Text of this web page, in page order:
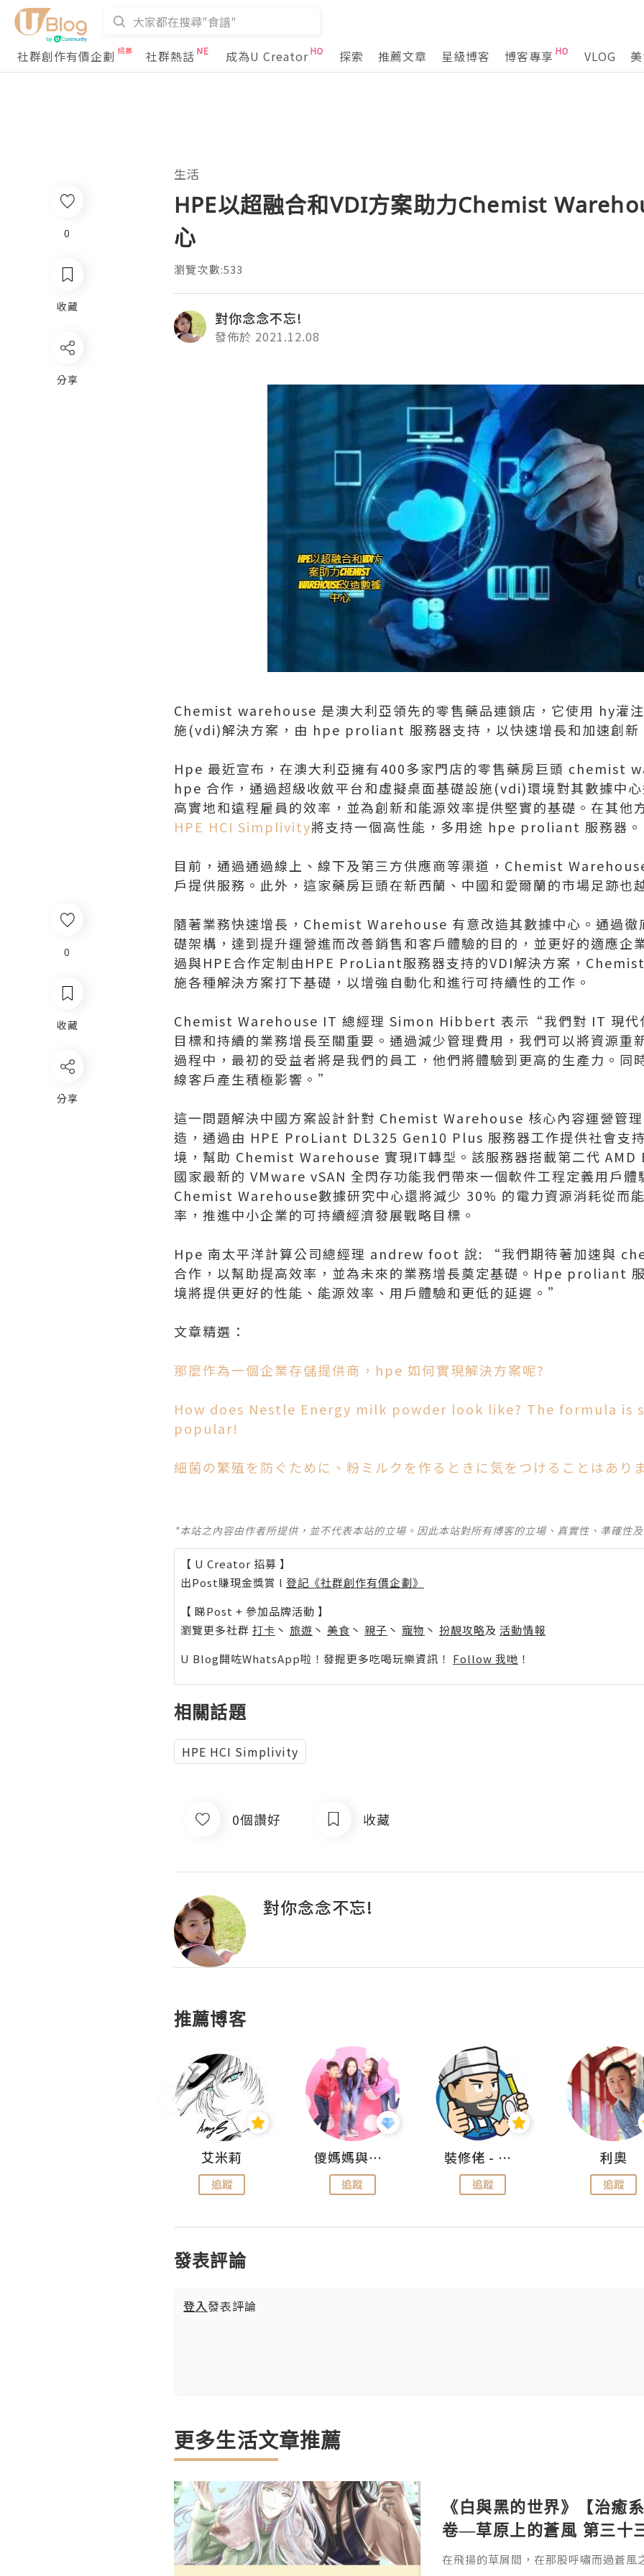
社群創作有價企劃 社群熱話 成為U Creator 探索 推薦文章 星級博客 博客專享 VLOG
0
收藏
分享
生活
HPE以超融合和VDI方案助力Chemist
心
瀏覽次數:533
對你念念不忘!
發佈於 2021.12.08
Chemist warehouse 是澳大利亞領先的零售藥品連鎖店，它使用 hy灌
施(vdi)解決方案，由 hpe proliant 服務器支持，以快速增長和加速創新
Hpe 最近宣布，在澳大利亞擁有400多家門店的零售藥房巨頭 chemist
hpe 合作，通過超級收斂平台和虛擬桌面基礎設施(vdi)環境對其數據中
高實地和遠程雇員的效率，並為創新和能源效率提供堅實的基礎。在其他
HPE HCI Simplivity將支持一個高性能，多用途 hpe proliant 服務器。
目前，通過通過線上、線下及第三方供應商等渠道，Chemist
戶提供服務。此外，這家藥房巨頭在新西蘭、中國和愛爾蘭的市場足跡也
隨著業務快速增長，Chemist Warehouse 有意改造其數據中心。通過
礎架構，達到提升運營進而改善銷售和客戶體驗的目的，並更好的適應企
過與HPE合作定制由HPE ProLiant服務器支持的VDI解決方案，
施各種解決方案打下基礎，以增強自動化和進行可持續性的工作。
Chemist Warehouse IT 總經理 Simon Hibbert 表示“我們對 IT 現代
目標和持續的業務增長至關重要。通過減少管理費用，我們可以將資源重
過程中，最初的受益者將是我們的員工，他們將體驗到更高的生產力。同
線客戶產生積極影響。”
這一問題解決中國方案設計針對 Chemist Warehouse 核心內容運營管
造，通過由 HPE ProLiant DL325 Gen10 Plus 服務器工作提供社會支
境，幫助 Chemist Warehouse 實現IT轉型。該服務器搭載第二代 AMD
國家最新的 VMware vSAN 全閃存功能我們帶來一個軟件工程定義用戶體
Chemist Warehouse數據研究中心還將減少 30% 的電力資源消耗從而
率，推進中小企業的可持續經濟發展戰略目標。
Hpe 南太平洋計算公司總經理 andrew foot 說: “我們期待著加速與
合作，以幫助提高效率，並為未來的業務增長奠定基礎。Hpe proliant
境將提供更好的性能、能源效率、用戶體驗和更低的延遲。”
文章精選：
那麼作為一個企業存儲提供商，hpe 如何實現解決方案呢?
How does Nestle Energy milk powder look like? The formula is
popular!
細菌の繁殖を防ぐために、粉ミルクを作るときに気をつけることはあり
*本站之內容由作者所提供，並不代表本站的立場。因此本站對所有博客的立場、真實性、準確性
【 U Creator 招募 】
出Post賺現金獎賞 l 登記《社群創作有價企劃》
【 睇Post + 參加品牌活動 】
瀏覽更多社群 打卡 丶 旅遊 丶 美食 丶 親子 丶 寵物 丶 扮靚攻略及 活動情報
U Blog開咗WhatsApp啦！發掘更多吃喝玩樂資訊！ Follow 我哋 ！
相關話題
HPE HCI Simplivity
0個讚好 收藏
對你念念不忘!
推薦博客
艾米莉
追蹤
儍媽媽與兩隻小魔怪之家
追蹤
裝修佬 - 香港一站式網上裝修平台
追蹤
利奧
追蹤
發表評論
登入發表評論
更多生活文章推薦
《白與黑的世界》【治癒
卷—草原上的蒼風 第三
在飛揚的草屑間，在那股呼嘯而過蒼風
0
收藏
分享